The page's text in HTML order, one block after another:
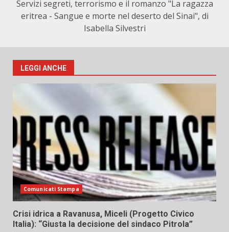
Servizi segreti, terrorismo e il romanzo "La ragazza
eritrea - Sangue e morte nel deserto del Sinai", di
Isabella Silvestri
LEGGI ANCHE
Comunicati Stampa
Crisi idrica a Ravanusa, Miceli (Progetto Civico
Italia): “Giusta la decisione del sindaco Pitrola”